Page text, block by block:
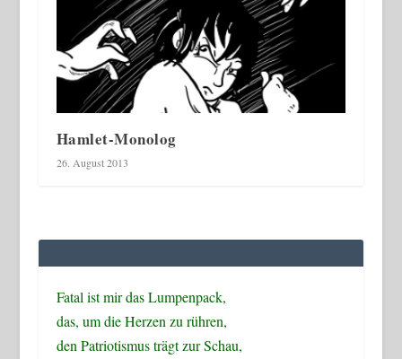
Hamlet-Monolog
26. August 2013
Fatal ist mir das Lumpenpack,
das, um die Herzen zu rühren,
den Patriotismus trägt zur Schau,